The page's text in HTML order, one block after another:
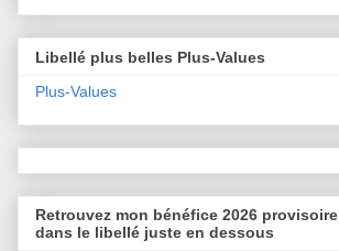
Libellé plus belles Plus-Values
Plus-Values
Retrouvez mon bénéfice 2026 provisoire
dans le libellé juste en dessous